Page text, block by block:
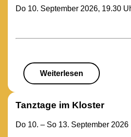
Do 10. September 2026, 19.30
Weiterlesen
Tanztage im Kloster
Do 10. – So 13. September 2026